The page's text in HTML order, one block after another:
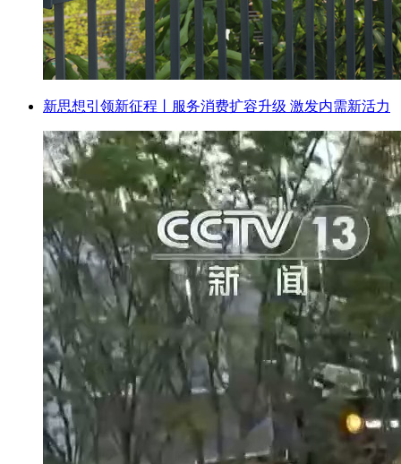
新思想引领新征程丨服务消费扩容升级 激发内需新活力